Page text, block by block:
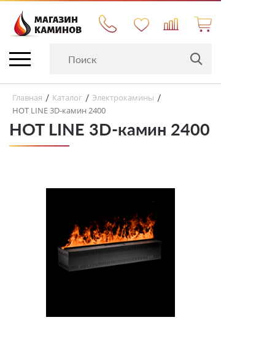
Главная / Каталог / Электрокамины /
HOT LINE 3D-камин 2400
HOT LINE 3D-камин 2400